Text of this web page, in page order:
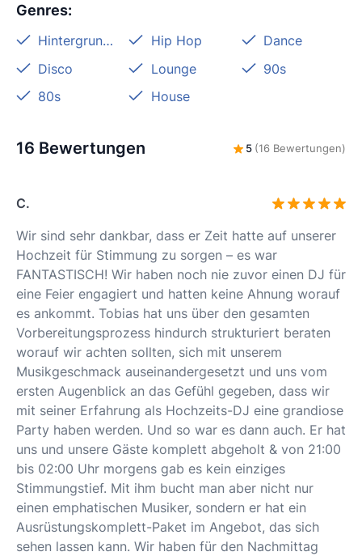
Genres:
Hintergrundmusik Hip Hop
Dance
Disco
Lounge
90s
80s
House
16 Bewertungen 5 (16 Bewertungen)
C.
Wir sind sehr dankbar, dass er Zeit hatte auf unserer
Hochzeit für Stimmung zu sorgen – es war
FANTASTISCH! Wir haben noch nie zuvor einen DJ für
eine Feier engagiert und hatten keine Ahnung worauf
es ankommt. Tobias hat uns über den gesamten
Vorbereitungsprozess hindurch strukturiert beraten
worauf wir achten sollten, sich mit unserem
Musikgeschmack auseinandergesetzt und uns vom
ersten Augenblick an das Gefühl gegeben, dass wir
mit seiner Erfahrung als Hochzeits-DJ eine grandiose
Party haben werden. Und so war es dann auch. Er hat
uns und unsere Gäste komplett abgeholt & von 21:00
bis 02:00 Uhr morgens gab es kein einziges
Stimmungstief. Mit ihm bucht man aber nicht nur
einen emphatischen Musiker, sondern er hat ein
Ausrüstungskomplett-Paket im Angebot, das sich
sehen lassen kann. Wir haben für den Nachmittag